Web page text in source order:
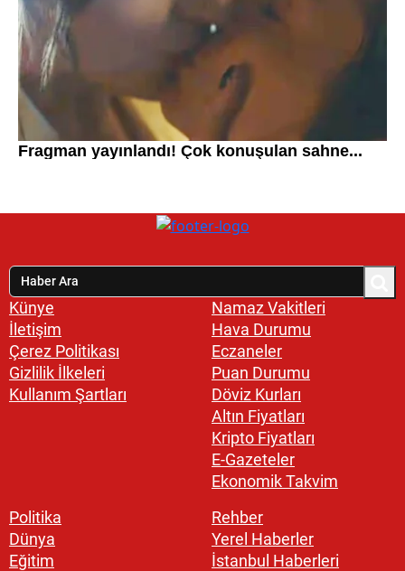
Künye
İletişim
Çerez Politikası
Gizlilik İlkeleri
Kullanım Şartları
Namaz Vakitleri
Hava Durumu
Eczaneler
Puan Durumu
Döviz Kurları
Altın Fiyatları
Kripto Fiyatları
E-Gazeteler
Ekonomik Takvim
Politika
Dünya
Eğitim
Rehber
Yerel Haberler
İstanbul Haberleri